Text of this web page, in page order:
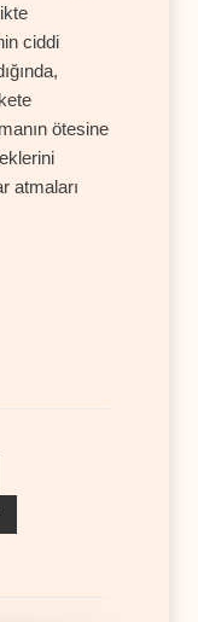
ciddi
ötesine
atmaları